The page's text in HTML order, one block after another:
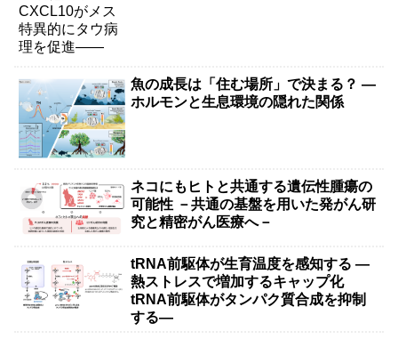
魚の成長は「住む場所」で決まる？ ―
ホルモンと生息環境の隠れた関係
ネコにもヒトと共通する遺伝性腫瘍の
可能性 －共通の基盤を用いた発がん研
究と精密がん医療へ－
tRNA前駆体が生育温度を感知する ―
熱ストレスで増加するキャップ化
tRNA前駆体がタンパク質合成を抑制
する―